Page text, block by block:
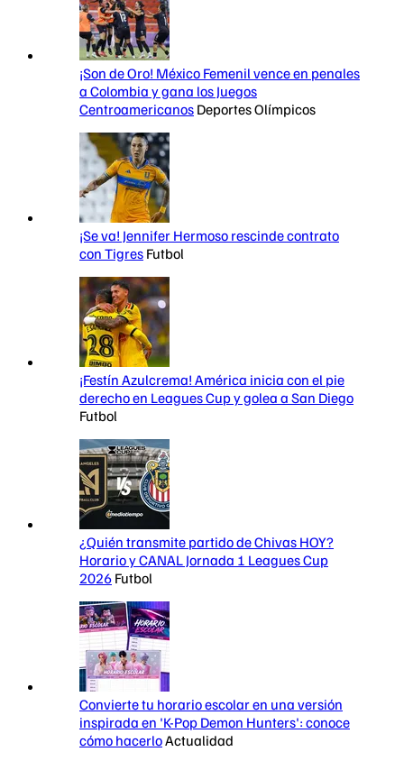
¡Son de Oro! México Femenil vence en penales
a Colombia y gana los Juegos
Centroamericanos Deportes Olímpicos
¡Se va! Jennifer Hermoso rescinde contrato
con Tigres Futbol
¡Festín Azulcrema! América inicia con el pie
derecho en Leagues Cup y golea a San Diego
Futbol
¿Quién transmite partido de Chivas HOY?
Horario y CANAL Jornada 1 Leagues Cup
2026 Futbol
Convierte tu horario escolar en una versión
inspirada en 'K-Pop Demon Hunters': conoce
cómo hacerloActualidad